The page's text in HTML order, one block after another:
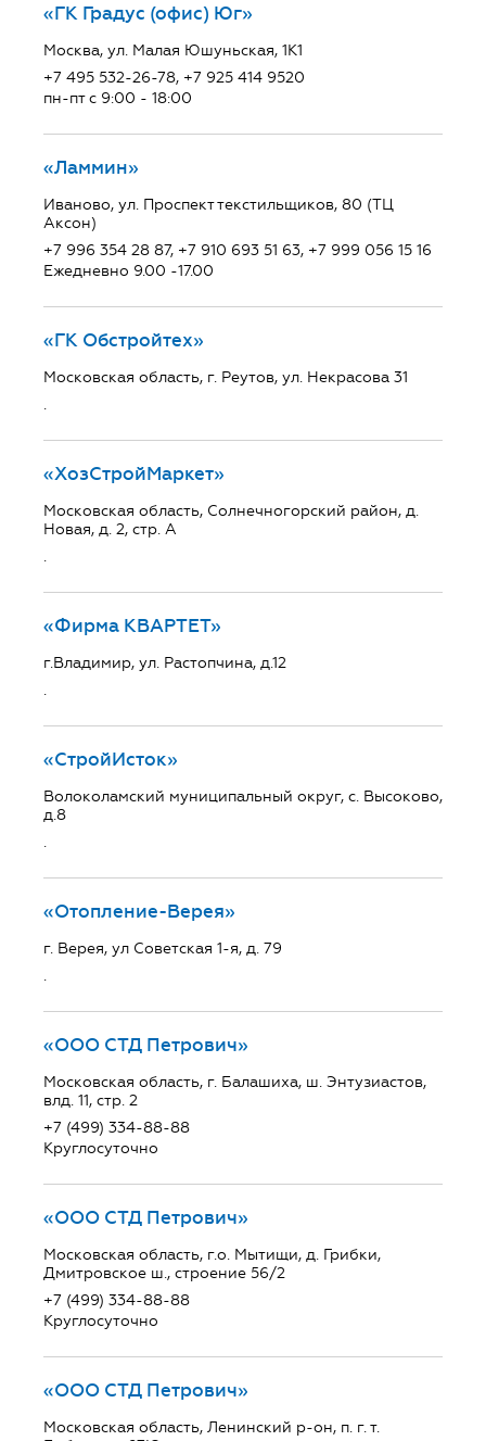
«ГК Градус (офис) Юг»
Москва, ул. Малая Юшуньская, 1К1
+7 495 532-26-78, +7 925 414 9520
пн-пт с 9:00 - 18:00
«Ламмин»
Иваново, ул. Проспект текстильщиков, 80 (ТЦ
Аксон)
+7 996 354 28 87, +7 910 693 51 63, +7 999 056 15 16
Ежедневно 9.00 -17.00
«ГК Обстройтех»
Московская область, г. Реутов, ул. Некрасова 31
.
«ХозСтройМаркет»
Московская область, Солнечногорский район, д.
Новая, д. 2, стр. А
.
«Фирма КВАРТЕТ»
г.Владимир, ул. Растопчина, д.12
.
«СтройИсток»
Волоколамский муниципальный округ, с. Высоково,
д.8
.
«Отопление-Верея»
г. Верея, ул Советская 1-я, д. 79
.
«ООО СТД Петрович»
Московская область, г. Балашиха, ш. Энтузиастов,
влд. 11, стр. 2
+7 (499) 334-88-88
Круглосуточно
«ООО СТД Петрович»
Московская область, г.о. Мытищи, д. Грибки,
Дмитровское ш., строение 56/2
+7 (499) 334-88-88
Круглосуточно
«ООО СТД Петрович»
Московская область, Ленинский р-он, п. г. т.